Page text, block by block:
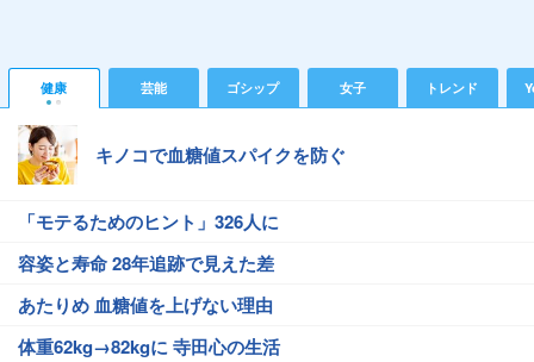
健康 芸能 ゴシップ 女子 トレンド
キノコで血糖値スパイクを防ぐ
「モテるためのヒント」326人に
容姿と寿命 28年追跡で見えた差
あたりめ 血糖値を上げない理由
体重62kg→82kgに 寺田心の生活